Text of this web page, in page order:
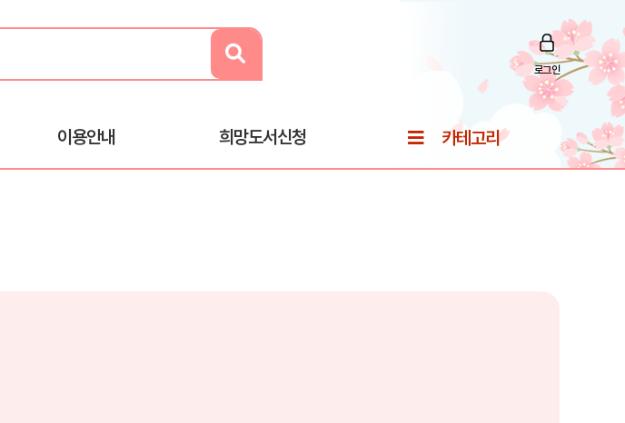
로그인
이용안내 희망도서신청 카테고리